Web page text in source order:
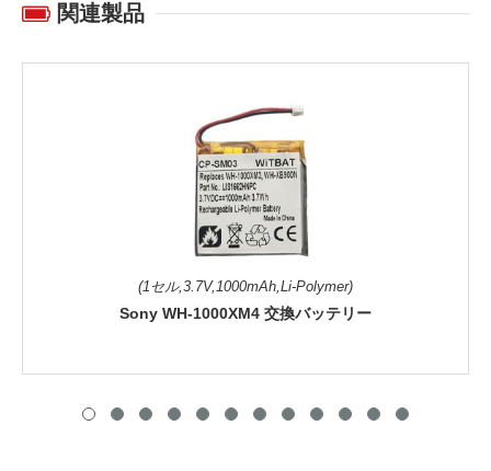
関連製品
(1セル,3.7V,1000mAh,Li-Polymer)
Sony WH-1000XM4 交換バッテリー